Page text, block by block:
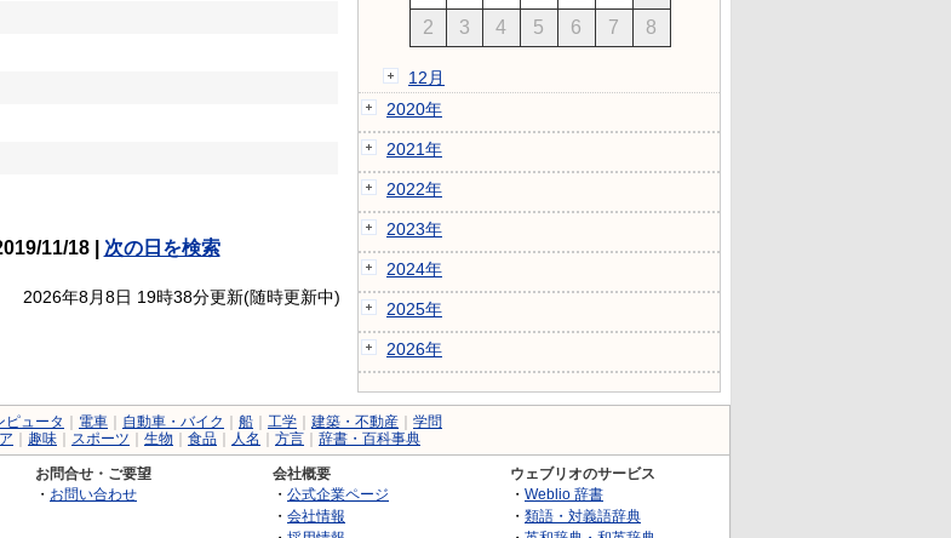
11/18 | 次の日を検索
2026年8月8日 19時38分更新(随時更新中)
2
3 4 5 6 7 8
12月
2020年
2021年
2022年
2023年
2024年
2025年
2026年
ピュータ 電車 自動車・バイク 船 工学 建築・不動産
学問
趣味 スポーツ 生物 食品 人名 方言 辞書・百科事典
お問合せ・ご要望
・ お問い合わせ
会社概要
・ 公式企業ページ
・ 会社情報
ウェブリオのサービス
・ Weblio 辞書
・ 類語・対義語辞典